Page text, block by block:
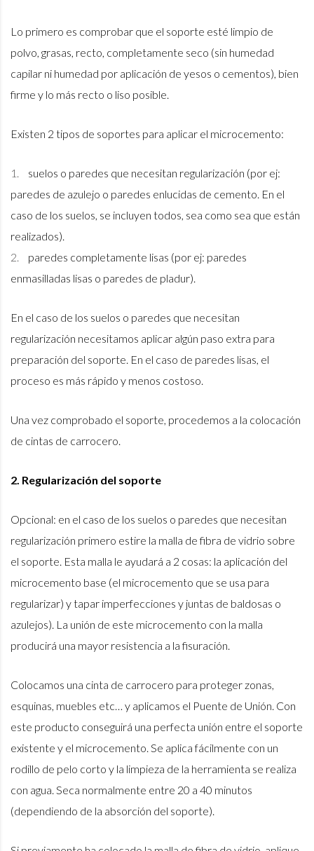
Lo primero es comprobar que el soporte esté limpio de
polvo, grasas, recto, completamente seco (sin humedad
capilar ni humedad por aplicación de yesos o cementos), bien
firme y lo más recto o liso posible.
Existen 2 tipos de soportes para aplicar el microcemento:
suelos o paredes que necesitan regularización (por ej:
paredes de azulejo o paredes enlucidas de cemento. En el
caso de los suelos, se incluyen todos, sea como sea que están
realizados).
paredes completamente lisas (por ej: paredes
enmasilladas lisas o paredes de pladur).
En el caso de los suelos o paredes que necesitan
regularización necesitamos aplicar algún paso extra para
preparación del soporte. En el caso de paredes lisas, el
proceso es más rápido y menos costoso.
Una vez comprobado el soporte, procedemos a la colocación
de cintas de carrocero.
2. Regularización del soporte
Opcional: en el caso de los suelos o paredes que necesitan
regularización primero estire la malla de fibra de vidrio sobre
el soporte. Esta malla le ayudará a 2 cosas: la aplicación del
microcemento base (el microcemento que se usa para
regularizar) y tapar imperfecciones y juntas de baldosas o
azulejos). La unión de este microcemento con la malla
producirá una mayor resistencia a la fisuración.
Colocamos una cinta de carrocero para proteger zonas,
esquinas, muebles etc… y aplicamos el Puente de Unión. Con
este producto conseguirá una perfecta unión entre el soporte
existente y el microcemento. Se aplica fácilmente con un
rodillo de pelo corto y la limpieza de la herramienta se realiza
con agua. Seca normalmente entre 20 a 40 minutos
(dependiendo de la absorción del soporte).